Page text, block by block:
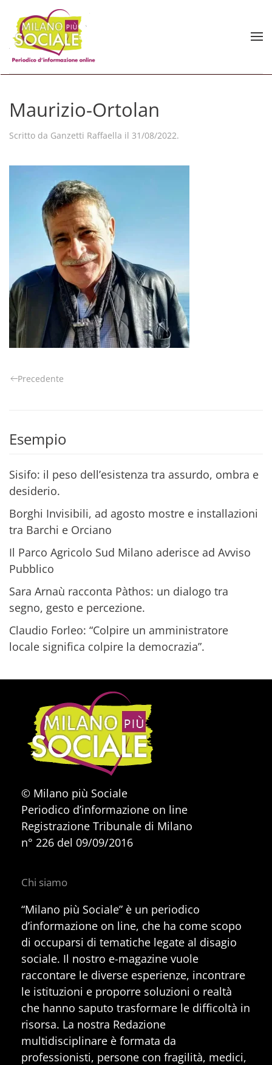
Skip to main content
Maurizio-Ortolan
Scritto da Ganzetti Raffaella il 31/08/2022.
Precedente
Esempio
Sisifo: il peso dell’esistenza tra assurdo, ombra e
desiderio.
Borghi Invisibili, ad agosto mostre e installazioni
tra Barchi e Orciano
Il Parco Agricolo Sud Milano aderisce ad Avviso
Pubblico
Sara Arnaù racconta Pàthos: un dialogo tra
segno, gesto e percezione.
Claudio Forleo: “Colpire un amministratore
locale significa colpire la democrazia”.
© Milano più Sociale
Periodico d’informazione on line
Registrazione Tribunale di Milano
n° 226 del 09/09/2016
Chi siamo
“Milano più Sociale” è un periodico
d’informazione on line, che ha come scopo
di occuparsi di tematiche legate al disagio
sociale. Il nostro e-magazine vuole
raccontare le diverse esperienze, incontrare
le istituzioni e proporre soluzioni o realtà
che hanno saputo trasformare le difficoltà in
risorsa. La nostra Redazione
multidisciplinare è formata da
professionisti, persone con fragilità, medici,